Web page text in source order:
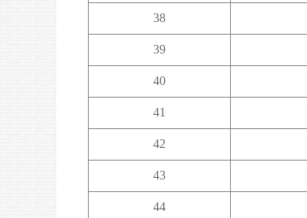
38
39
40
41
42
43
44